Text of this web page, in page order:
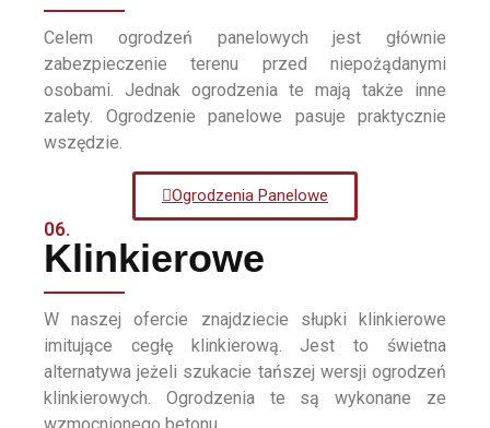
Celem ogrodzeń panelowych jest głównie
zabezpieczenie terenu przed niepożądanymi
osobami. Jednak ogrodzenia te mają także inne
zalety. Ogrodzenie panelowe pasuje praktycznie
wszędzie.
Ogrodzenia Panelowe
06.
Klinkierowe
W naszej ofercie znajdziecie słupki klinkierowe
imitujące cegłę klinkierową. Jest to świetna
alternatywa jeżeli szukacie tańszej wersji ogrodzeń
klinkierowych. Ogrodzenia te są wykonane ze